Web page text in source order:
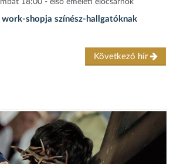
work-shopja színész-hallgatóknak
Következő hír